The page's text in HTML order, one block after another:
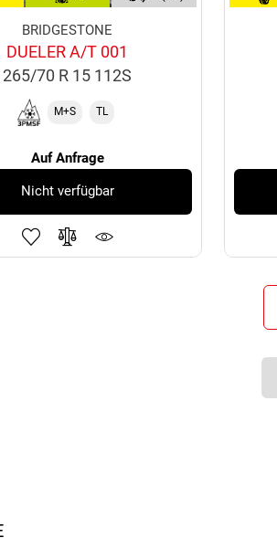
BRIDGESTONE
DUELER A/T 001
265/70 R 15 112S
M+S TL
Auf Anfrage
Nicht verfügbar